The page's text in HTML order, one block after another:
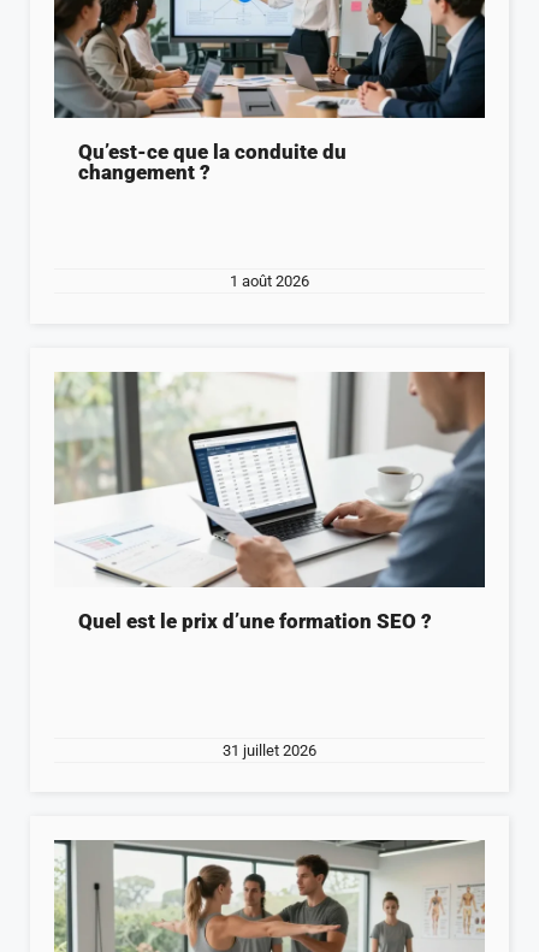
Qu’est-ce que la conduite du
changement ?
1 août 2026
Quel est le prix d’une formation SEO ?
31 juillet 2026